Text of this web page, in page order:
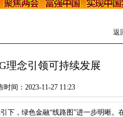
返
理念引领可持续发展
间：2023-11-27 11:23
下，绿色金融“线路图”进一步明晰。